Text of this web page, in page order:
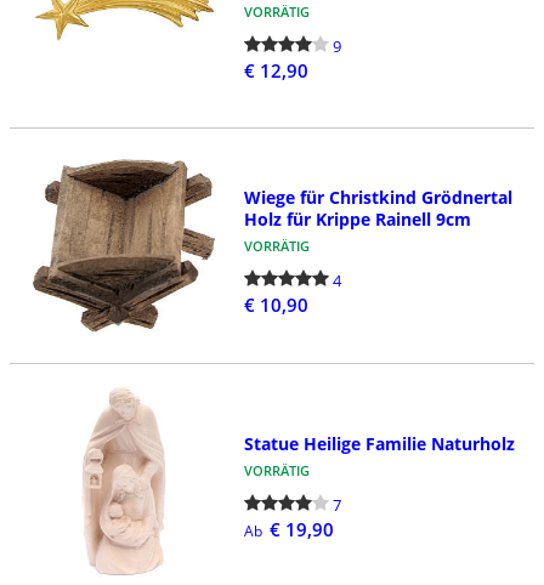
VORRÄTIG
9
€ 12,90
Wiege für Christkind Grödnertal
Holz für Krippe Rainell 9cm
VORRÄTIG
4
€ 10,90
Statue Heilige Familie Naturholz
VORRÄTIG
7
Ab € 19,90